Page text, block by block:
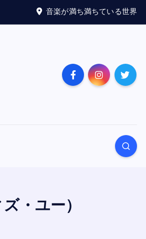
音楽が満ち満ちている世界
・ユー）